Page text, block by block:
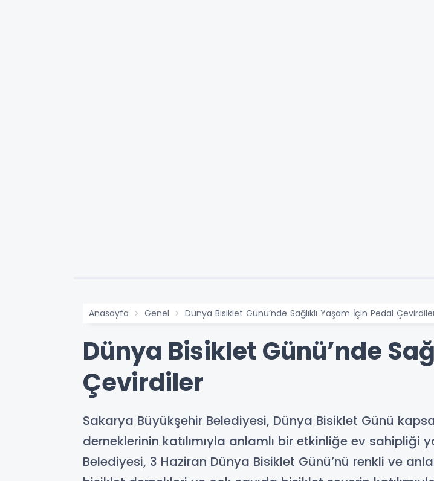
Anasayfa Genel Dünya Bisiklet Günü’nde Sağlıklı Yaşam İçin Pedal
Dünya Bisiklet Günü’nde
Çevirdiler
Sakarya Büyükşehir Belediyesi, Dünya Bisiklet Günü
derneklerinin katılımıyla anlamlı bir etkinliğe ev sahipliği
Belediyesi, 3 Haziran Dünya Bisiklet Günü’nü renkli ve